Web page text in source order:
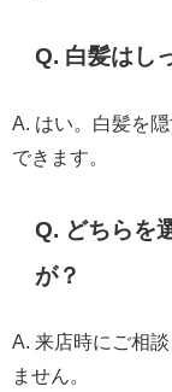
Q. 白髪はし
A. はい。白髪を
できます。
Q. どちらを
が？
A. 来店時にご相
ません。